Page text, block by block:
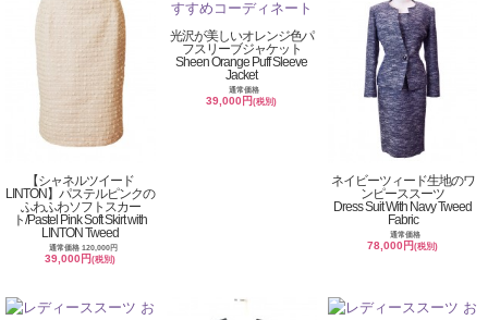
【シャネルツイード
LINTON】パステルピンクの
ふわふわソフトスカー
ト/Pastel Pink Soft Skirt with
LINTON Tweed
通常価格 120,000円
39,000円(税別)
光沢が美しいオレンジ色パ
フスリーブジャケット
Sheen Orange Puff Sleeve
Jacket
通常価格
39,000円(税別)
ネイビーツィード生地のワ
ンピーススーツ
Dress Suit With Navy Tweed
Fabric
通常価格
78,000円(税別)